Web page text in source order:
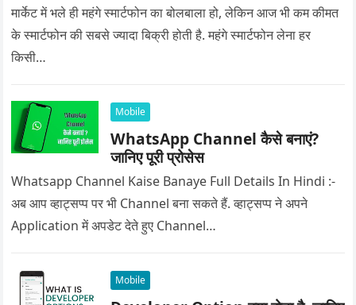
मार्केट में भले ही महंगे स्मार्टफोन का बोलबाला हो, लेकिन आज भी कम कीमत
के स्मार्टफोन की सबसे ज्यादा बिक्री होती है. महंगे स्मार्टफोन लेना हर
किसी…
Mobile
WhatsApp Channel कैसे बनाएं?
जानिए पूरी प्रोसेस
Whatsapp Channel Kaise Banaye Full Details In Hindi :-
अब आप व्हाट्सप्प पर भी Channel बना सकते हैं. व्हाट्सप्प ने अपने
Application में अपडेट देते हुए Channel…
Mobile